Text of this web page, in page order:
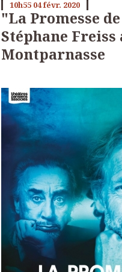
10h55 04févr. 2020
"La Promesse
Stéphane Freiss
Montparnasse